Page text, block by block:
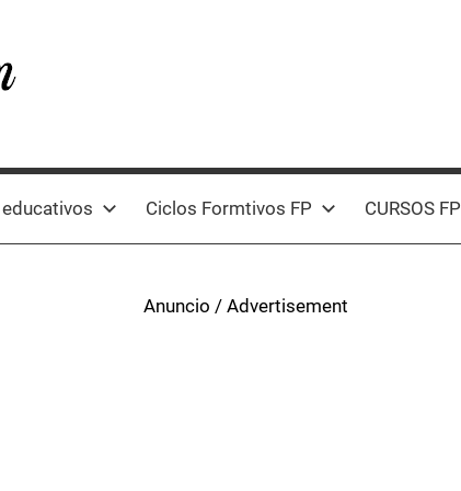
Ciclos Formtivos FP CURSOS FP